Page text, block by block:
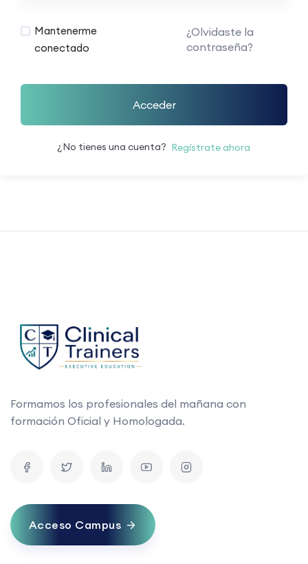
Mantenerme
conectado
¿Olvidaste la
contraseña?
Acceder
¿No tienes una cuenta? Regístrate ahora
Formamos los profesionales del mañana con
formación Oficial y Homologada.
Acceso Campus